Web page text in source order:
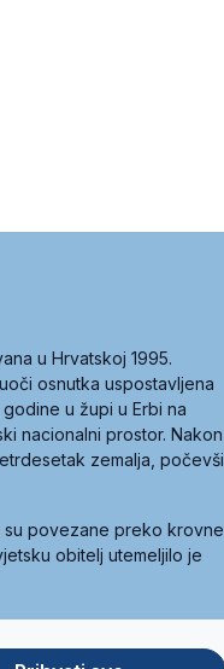
u Hrvatskoj 1995.
osnutka uspostavljena
u župi u Erbi na
nacionalni prostor. Nakon
zemalja, počevši
su povezane preko krovne
obitelj utemeljilo je